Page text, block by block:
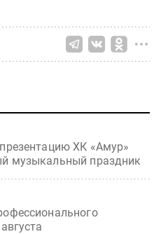
ХК «Амур»
музыкальный праздник